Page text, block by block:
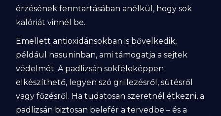
érzésének fenntartásában anélkül, hogy sok
kalóriát vinnél be.
Emellett antioxidánsokban is bővelkedik,
például nasuninban, ami támogatja a sejtek
védelmét. A padlizsán sokféleképpen
elkészíthető, legyen szó grillezésről, sütésről
vagy főzésről. Ha tudatosan szeretnél étkezni, a
padlizsán biztosan belefér a tervedbe – és a